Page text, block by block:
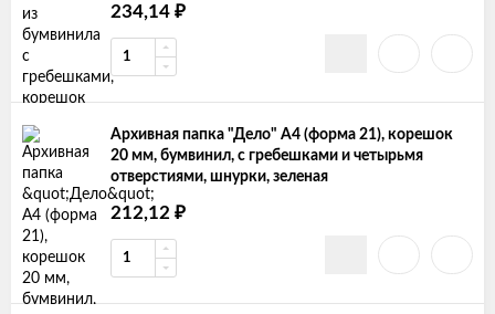
234,14 ₽
Архивная папка "Дело" А4 (форма 21), корешок
20 мм, бумвинил, с гребешками и четырьмя
отверстиями, шнурки, зеленая
212,12 ₽